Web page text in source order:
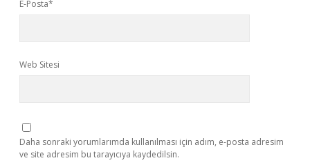
E-Posta*
Web Sitesi
Daha sonraki yorumlarımda kullanılması için adım, e-posta adresim
ve site adresim bu tarayıcıya kaydedilsin.